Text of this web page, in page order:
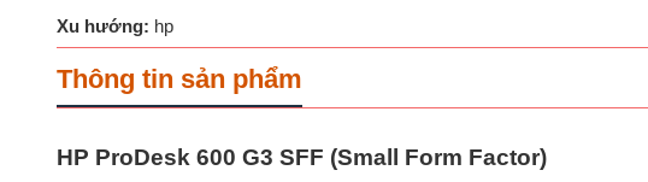
Xu hướng: hp
Thông tin sản phẩm
HP ProDesk 600 G3 SFF (Small Form Factor)